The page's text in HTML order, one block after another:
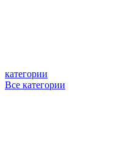
категории
Все категории